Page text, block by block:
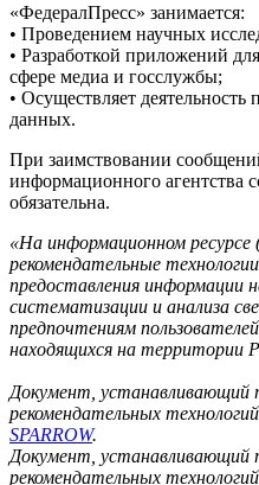
«ФедералПресс» занимается:
• Проведением научных
• Разработкой приложений
сфере медиа и госслужбы;
• Осуществляет
данных.
При заимствовании
информационного агентства
обязательна.
«На информационном
рекомендательные
предоставления информации
систематизации и анализа
предпочтениям
находящихся на территории
Документ, устанавливающий
рекомендательных
SPARROW.
Документ, устанавливающий
рекомендательных